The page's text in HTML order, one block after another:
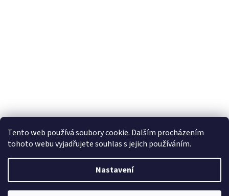
Tento web používá soubory cookie. Dalším procházením
tohoto webu vyjadřujete souhlas s jejich používáním.
Nastavení
Vytvořil Shoptet